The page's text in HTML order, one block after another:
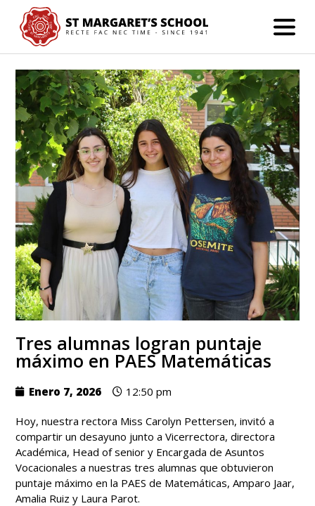
Tres alumnas logran puntaje
máximo en PAES Matemáticas
Enero 7, 2026 12:50 pm
Hoy, nuestra rectora Miss Carolyn Pettersen, invitó a
compartir un desayuno junto a Vicerrectora, directora
Académica, Head of senior y Encargada de Asuntos
Vocacionales a nuestras tres alumnas que obtuvieron
puntaje máximo en la PAES de Matemáticas, Amparo Jaar,
Amalia Ruiz y Laura Parot.